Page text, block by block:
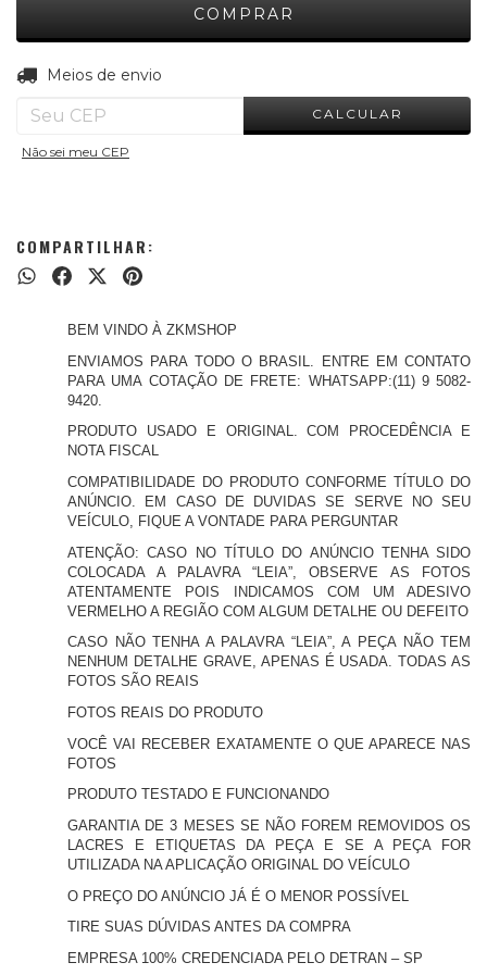
Entregas para o CEP:
Meios de envio
CALCULAR
Não sei meu CEP
COMPARTILHAR:
BEM VINDO À ZKMSHOP
ENVIAMOS PARA TODO O BRASIL. ENTRE EM CONTATO
PARA UMA COTAÇÃO DE FRETE: WHATSAPP:(11) 9 5082-
9420.
PRODUTO USADO E ORIGINAL. COM PROCEDÊNCIA E
NOTA FISCAL
COMPATIBILIDADE DO PRODUTO CONFORME TÍTULO DO
ANÚNCIO. EM CASO DE DUVIDAS SE SERVE NO SEU
VEÍCULO, FIQUE A VONTADE PARA PERGUNTAR
ATENÇÃO: CASO NO TÍTULO DO ANÚNCIO TENHA SIDO
COLOCADA A PALAVRA “LEIA”, OBSERVE AS FOTOS
ATENTAMENTE POIS INDICAMOS COM UM ADESIVO
VERMELHO A REGIÃO COM ALGUM DETALHE OU DEFEITO
CASO NÃO TENHA A PALAVRA “LEIA”, A PEÇA NÃO TEM
NENHUM DETALHE GRAVE, APENAS É USADA. TODAS AS
FOTOS SÃO REAIS
FOTOS REAIS DO PRODUTO
VOCÊ VAI RECEBER EXATAMENTE O QUE APARECE NAS
FOTOS
PRODUTO TESTADO E FUNCIONANDO
GARANTIA DE 3 MESES SE NÃO FOREM REMOVIDOS OS
LACRES E ETIQUETAS DA PEÇA E SE A PEÇA FOR
UTILIZADA NA APLICAÇÃO ORIGINAL DO VEÍCULO
O PREÇO DO ANÚNCIO JÁ É O MENOR POSSÍVEL
TIRE SUAS DÚVIDAS ANTES DA COMPRA
EMPRESA 100% CREDENCIADA PELO DETRAN – SP